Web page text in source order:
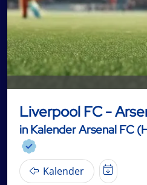
Liverpool FC -
in Kalender Arsenal FC
Kalender